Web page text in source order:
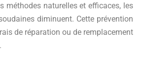
méthodes naturelles et efficaces, les
diminuent. Cette prévention
de réparation ou de remplacement